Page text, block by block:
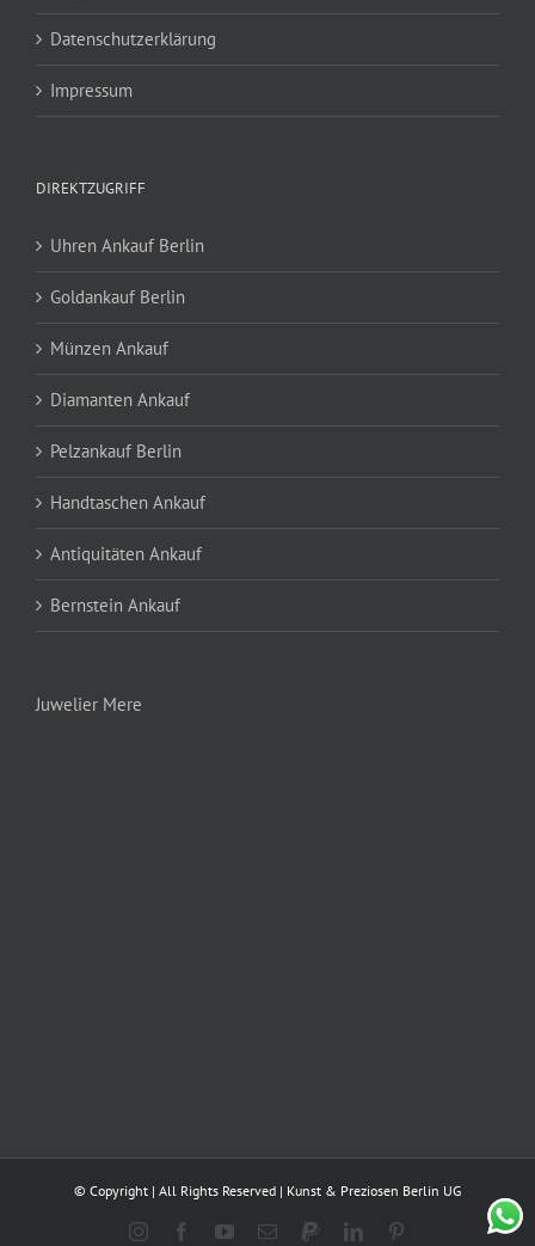
Datenschutzerklärung
Impressum
DIREKTZUGRIFF
Uhren Ankauf Berlin
Goldankauf Berlin
Münzen Ankauf
Diamanten Ankauf
Pelzankauf Berlin
Handtaschen Ankauf
Antiquitäten Ankauf
Bernstein Ankauf
Juwelier Mere
© Copyright | All Rights Reserved | Kunst & Preziosen Berlin UG
InstagramFacebookYouTube
E-
PayPalLinkedIn